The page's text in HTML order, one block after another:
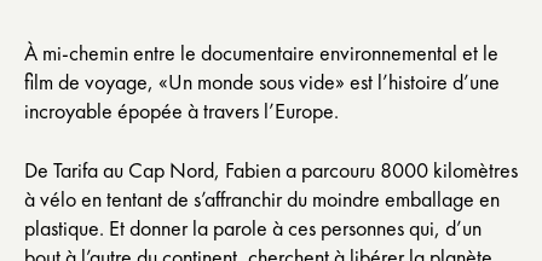
À mi-chemin entre le documentaire environnemental et le
film de voyage, «Un monde sous vide» est l’histoire d’une
incroyable épopée à travers l’Europe.
De Tarifa au Cap Nord, Fabien a parcouru 8000 kilomètres
à vélo en tentant de s’affranchir du moindre emballage en
plastique. Et donner la parole à ces personnes qui, d’un